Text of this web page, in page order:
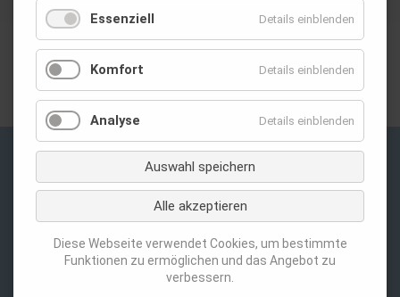
Anfang
Zurück 1
Gefördert durch:
Privatsphäre-Einstellungen ändern
Kontakt
Datenschutz
Impressum
Essenziell Details einblenden
Komfort Details einblenden
Analyse Details einblenden
Auswahl speichern
Alle akzeptieren
Diese Webseite verwendet Cookies, um bestimmte
Funktionen zu ermöglichen und das Angebot zu
verbessern.